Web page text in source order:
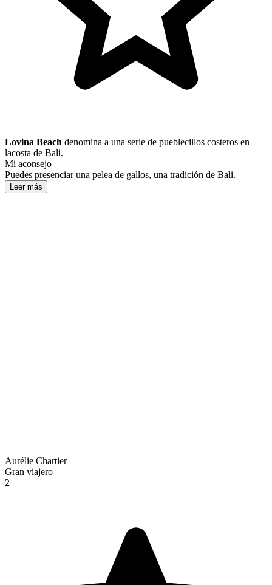
Lovina Beach denomina a una serie de pueblecillos costeros en
lacosta de Bali.
Mi aconsejo
Puedes presenciar una pelea de gallos, una tradición de Bali.
Leer más
Aurélie Chartier
Gran viajero
2